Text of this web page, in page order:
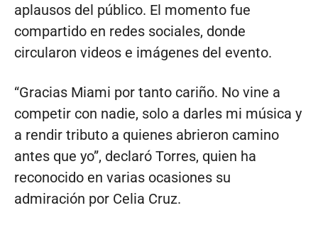
aplausos del público. El momento fue
compartido en redes sociales, donde
circularon videos e imágenes del evento.
“Gracias Miami por tanto cariño. No vine a
competir con nadie, solo a darles mi música y
a rendir tributo a quienes abrieron camino
antes que yo”, declaró Torres, quien ha
reconocido en varias ocasiones su
admiración por Celia Cruz.